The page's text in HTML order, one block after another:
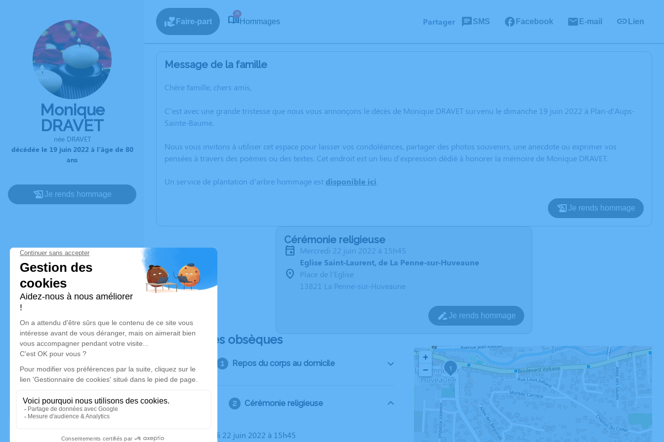
Monique
DRAVET
née DRAVET
décédée le 19 juin 2022 à l'âge de 80
ans
Je rends hommage
Faire-part
28
Hommages Partager SMS Facebook E-mail Lien
Message de la famille
Chère famille, chers amis,
C’est avec une grande tristesse que nous vous annonçons le décès de Monique DRAVET survenu le dimanche 19 juin 2022 à Plan-d'Aups-
Sainte-Baume.
Nous vous invitons à utiliser cet espace pour laisser vos condoléances, partager des photos souvenirs, une anecdote ou exprimer vos
pensées à travers des poèmes ou des textes. Cet endroit est un lieu d'expression dédié à honorer la mémoire de Monique DRAVET.
Un service de plantation d’arbre hommage est disponible ici.
Je rends hommage
Cérémonie religieuse
mercredi 22 juin 2022 à 15h45
Eglise Saint-Laurent, de La Penne-sur-Huveaune
Place de l'Eglise
13821 La Penne-sur-Huveaune
Je rends hommage
Déroulé des obsèques
Repos du corps au domicile
Cérémonie religieuse
Le mercredi 22 juin 2022 à 15h45
1
+
−